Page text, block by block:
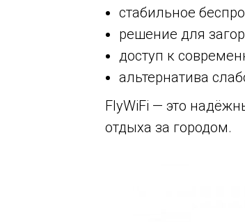
стабильное
решение для
доступ к
альтернатива
FlyWiFi — это
отдыха за городом.